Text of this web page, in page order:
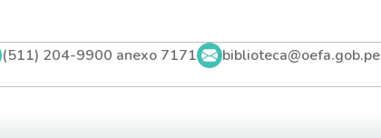
(511) 204-9900 anexo 7171 biblioteca@oefa.gob.pe